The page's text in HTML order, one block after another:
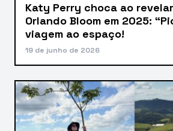
Katy Perry choca ao
Orlando Bloom em 2025:
viagem ao espaço!
19 de junho de 2026